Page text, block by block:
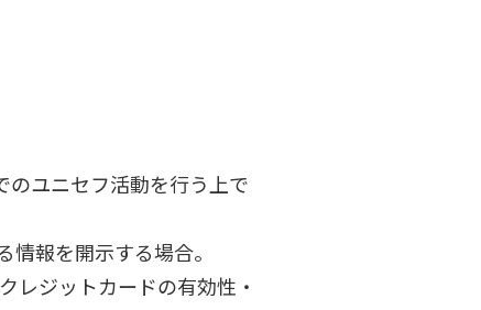
のユニセフ活動を行う上で
報を開示する場合。
レジットカードの有効性・